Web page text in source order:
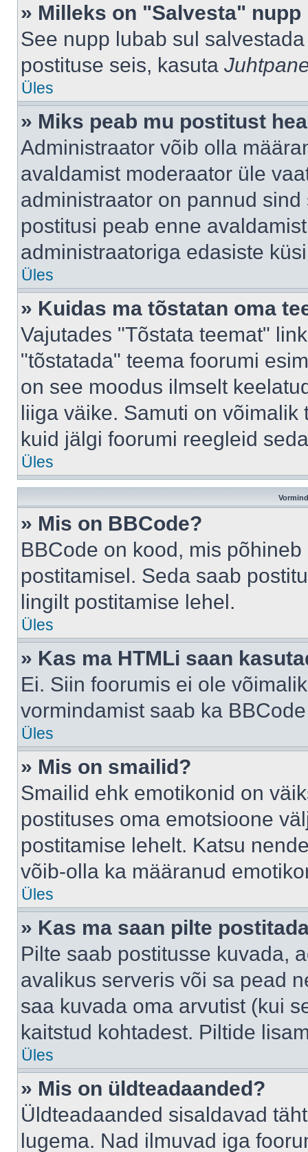
» Milleks on "Salvesta"
See nupp lubab sul
postituse seis, kasuta
Üles
» Miks peab mu postitust
Administraator võib olla
avaldamist moderaator üle
administraator on pannud
postitusi peab enne
administraatoriga edasiste
Üles
» Kuidas ma tõstatan oma
Vajutades "Tõstata teemat"
"tõstatada" teema foorumi
on see moodus ilmselt
liiga väike. Samuti on
kuid jälgi foorumi reegleid
Üles
» Mis on BBCode?
BBCode on kood, mis
postitamisel. Seda saab
lingilt postitamise lehel.
Üles
» Kas ma HTMLi saan
Ei. Siin foorumis ei ole
vormindamist saab ka
Üles
» Mis on smailid?
Smailid ehk emotikonid on
postituses oma emotsioone
postitamise lehelt. Katsu
võib-olla ka määranud
Üles
» Kas ma saan pilte
Pilte saab postitusse kuvada,
avalikus serveris või sa pead
saa kuvada oma arvutist (kui
kaitstud kohtadest. Piltide
Üles
» Mis on üldteadaanded?
Üldteadaanded sisaldavad
lugema. Nad ilmuvad iga